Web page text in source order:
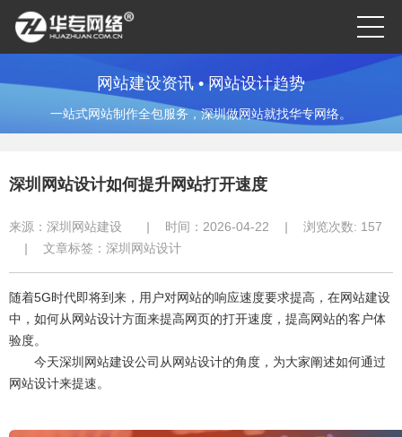
网站建设资讯 • 网站设计趋势
一站式网站制作全包服务，深圳做网站就找华专网络。
深圳网站设计如何提升网站打开速度
来源： 深圳网站建设 | 时间：2026-04-22 | 浏览次数: 157
|
文章标签： 深圳网站设计
随着5G时代即将到来，用户对网站的响应速度要求提高，在网站建设
中，如何从网站设计方面来提高网页的打开速度，提高网站的客户体
验度。
今天深圳网站建设公司从网站设计的角度，为大家阐述如何通过
网站设计来提速。